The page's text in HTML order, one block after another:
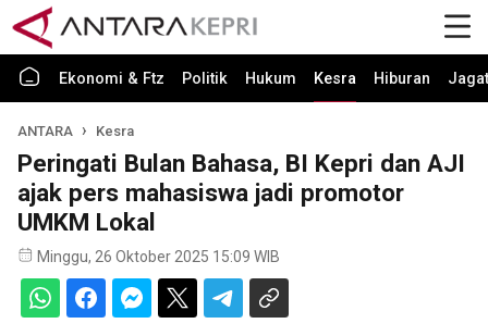
Ekonomi & Ftz Politik Hukum Kesra Hiburan Jagat
ANTARA Kesra
Peringati Bulan Bahasa, BI Kepri dan AJI
ajak pers mahasiswa jadi promotor
UMKM Lokal
Minggu, 26 Oktober 2025 15:09 WIB